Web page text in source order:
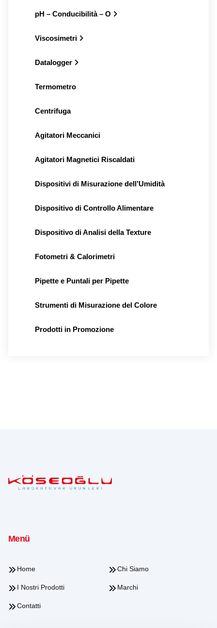
pH – Conducibilità – O
Viscosimetri
Datalogger
Termometro
Centrifuga
Agitatori Meccanici
Agitatori Magnetici Riscaldati
Dispositivi di Misurazione dell’Umidità
Dispositivo di Controllo Alimentare
Dispositivo di Analisi della Texture
Fotometri & Calorimetri
Pipette e Puntali per Pipette
Strumenti di Misurazione del Colore
Prodotti in Promozione
Menü
Home Chi Siamo
I Nostri Prodotti Marchi
Contatti